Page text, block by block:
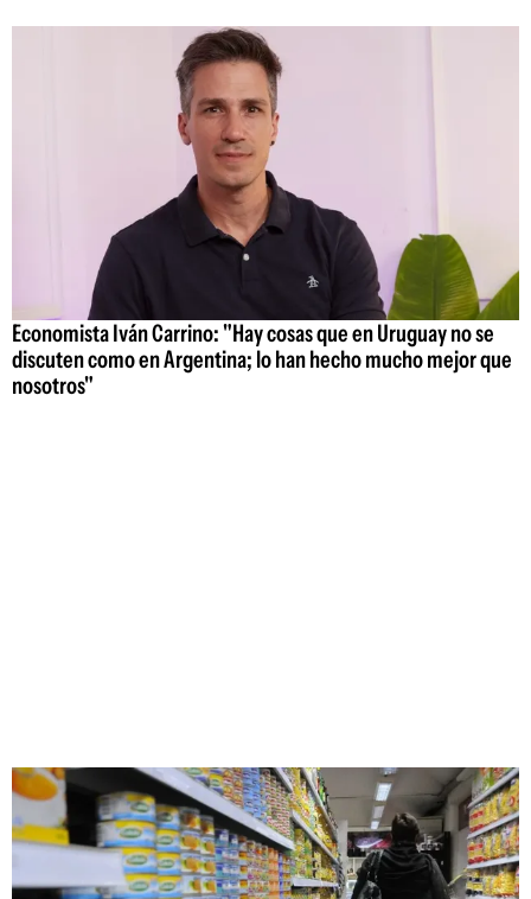
Economista Iván Carrino: "Hay cosas que en Uruguay no se
discuten como en Argentina; lo han hecho mucho mejor que
nosotros"